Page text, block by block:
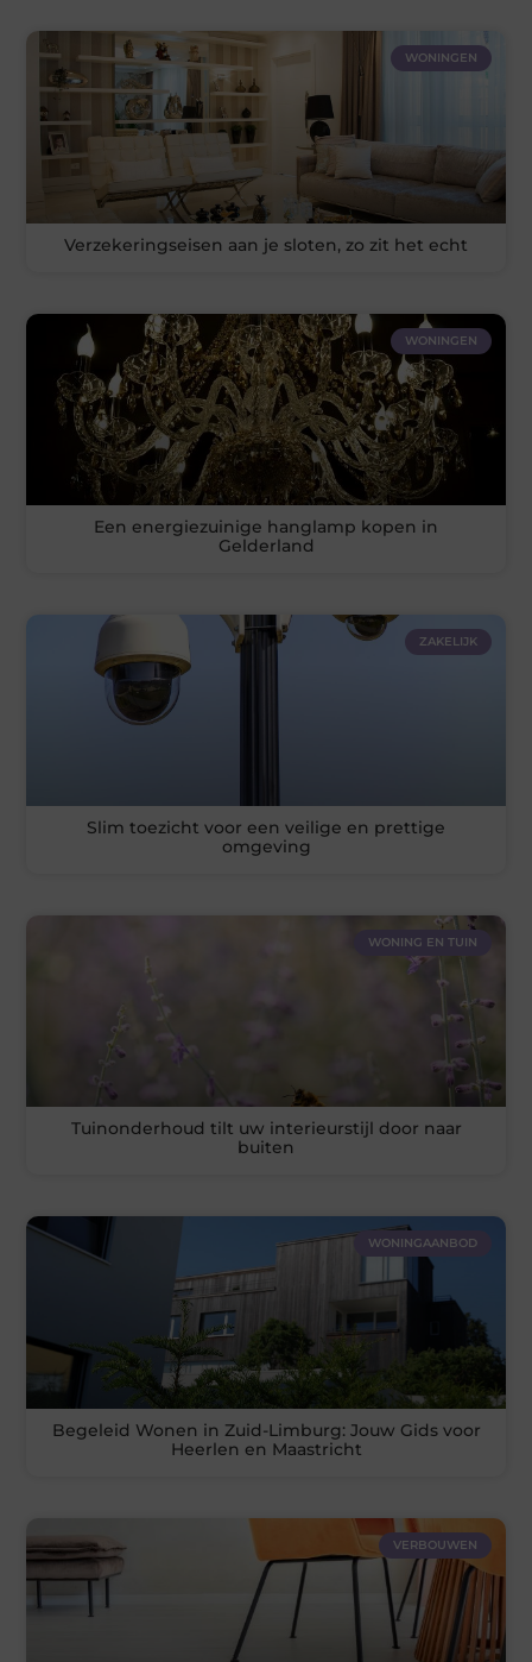
WONINGEN
Verzekeringseisen aan je sloten, zo zit het echt
WONINGEN
Een energiezuinige hanglamp kopen in
Gelderland
ZAKELIJK
Slim toezicht voor een veilige en prettige
omgeving
WONING EN TUIN
Tuinonderhoud tilt uw interieurstijl door naar
buiten
WONINGAANBOD
Begeleid Wonen in Zuid-Limburg: Jouw Gids voor
Heerlen en Maastricht
VERBOUWEN